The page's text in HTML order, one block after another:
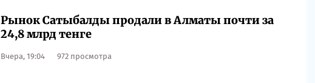
Рынок Сатыбалды продали в Алматы почти за
24,8 млрд тенге
Вчера, 19:04 972 просмотра